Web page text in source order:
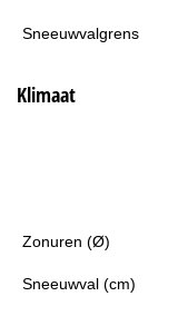
Sneeuwvalgrens
Klimaat
Zonuren (Ø)
Sneeuwval (cm)